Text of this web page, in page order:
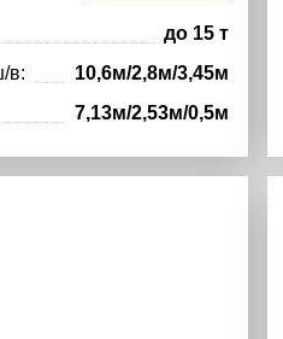
до 15 т
в:
10,6м/2,8м/3,45м
7,13м/2,53м/0,5м